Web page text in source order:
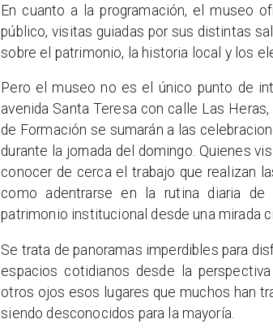
En cuanto a la programación, el museo
público, visitas guiadas por sus distintas
sobre el patrimonio, la historia local y los
Pero el museo no es el único punto de
avenida Santa Teresa con calle Las
de Formación se sumarán a las
durante la jornada del domingo. Quienes
conocer de cerca el trabajo que realizan
como adentrarse en la rutina diaria de
patrimonio institucional desde una mirada
Se trata de panoramas imperdibles para
espacios cotidianos desde la
otros ojos esos lugares que muchos han
siendo desconocidos para la mayoría.